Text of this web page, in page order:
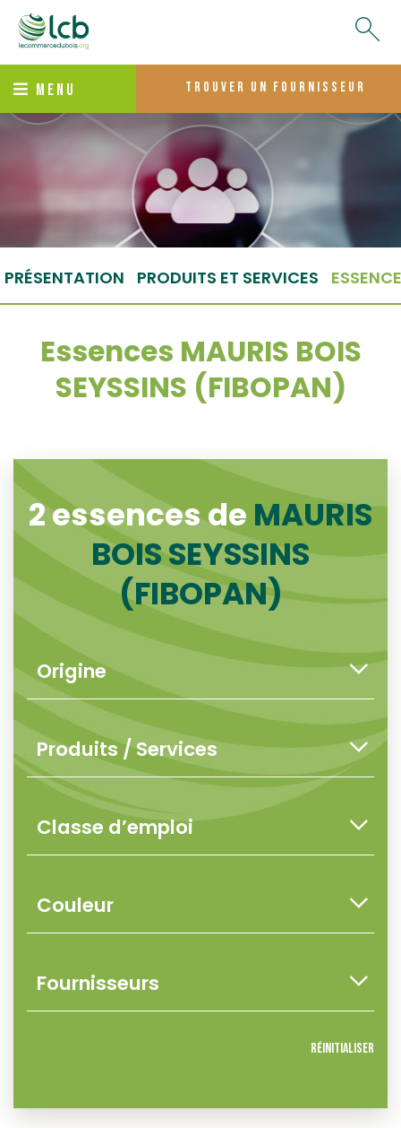
MENU trouver un fournisseur
PRÉSENTATION PRODUITS ET SERVICES
Essences MAURIS BOIS
SEYSSINS (FIBOPAN)
2 essences de MAURIS
BOIS SEYSSINS
(FIBOPAN)
Réinitialiser